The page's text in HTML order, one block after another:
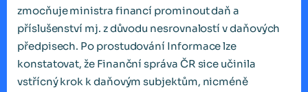
zmocňuje ministra financí prominout daň a
příslušenství mj. z důvodu nesrovnalostí v daňových
předpisech. Po prostudování Informace lze
konstatovat, že Finanční správa ČR sice učinila
vstřícný krok k daňovým subjektům, nicméně